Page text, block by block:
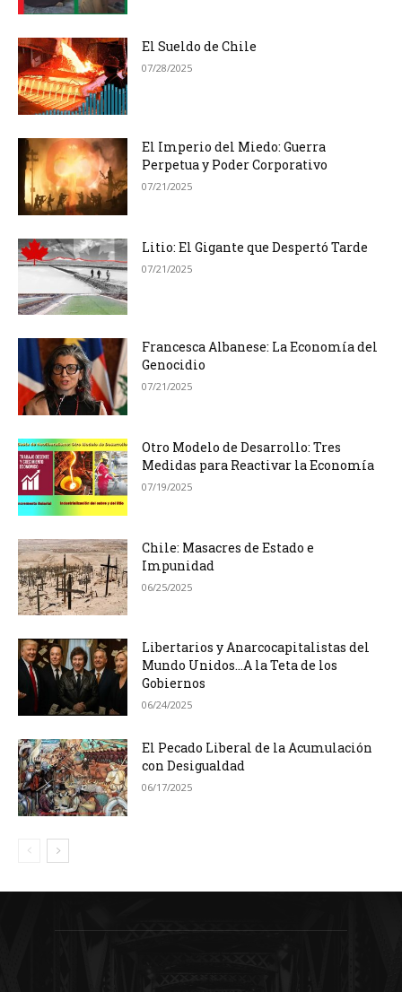
El Sueldo de Chile
07/28/2025
El Imperio del Miedo: Guerra
Perpetua y Poder Corporativo
07/21/2025
Litio: El Gigante que Despertó Tarde
07/21/2025
Francesca Albanese: La Economía del
Genocidio
07/21/2025
Otro Modelo de Desarrollo: Tres
Medidas para Reactivar la Economía
07/19/2025
Chile: Masacres de Estado e
Impunidad
06/25/2025
Libertarios y Anarcocapitalistas del
Mundo Unidos…A la Teta de los
Gobiernos
06/24/2025
El Pecado Liberal de la Acumulación
con Desigualdad
06/17/2025